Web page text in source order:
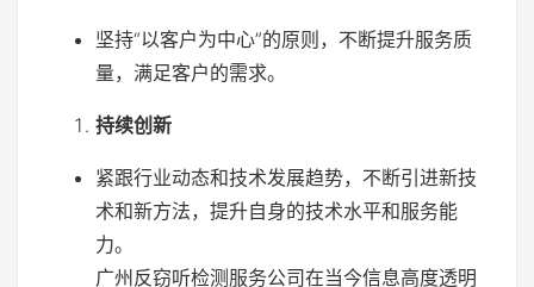
坚持“以客户为中心”的原则，不断提升服务质
量，满足客户的需求。
持续创新
紧跟行业动态和技术发展趋势，不断引进新技
术和新方法，提升自身的技术水平和服务能
力。
广州反窃听检测服务公司在当今信息高度透明